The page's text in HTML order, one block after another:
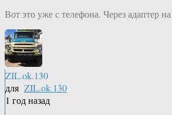
Вот это уже с телефона. Через адаптер
ZIL.ok.130
для ZIL.ok.130
1 год назад